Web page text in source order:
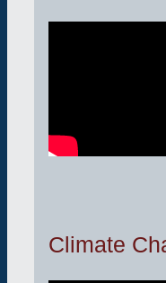
Climate